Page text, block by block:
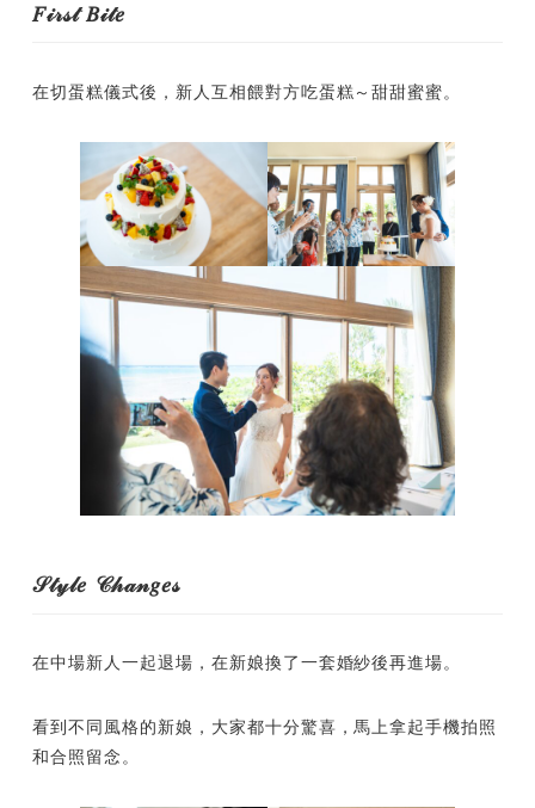
𝐹𝒾𝓇𝓈𝓉 𝐵𝒾𝓉𝑒
在切蛋糕儀式後，新人互相餵對方吃蛋糕～甜甜蜜蜜。
𝒮𝓉𝓎𝓁𝑒 𝒞𝒽𝒶𝓃𝑔𝑒𝓈
在中場新人一起退場，在新娘換了一套婚紗後再進場。
看到不同風格的新娘，大家都十分驚喜，馬上拿起手機拍照
和合照留念。